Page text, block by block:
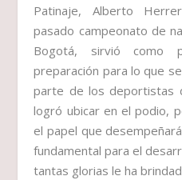
Patinaje, Alberto
pasado campeonato de
Bogotá, sirvió como
preparación para lo que
parte de los deportistas
logró ubicar en el podio,
el papel que
fundamental para el
tantas glorias le ha